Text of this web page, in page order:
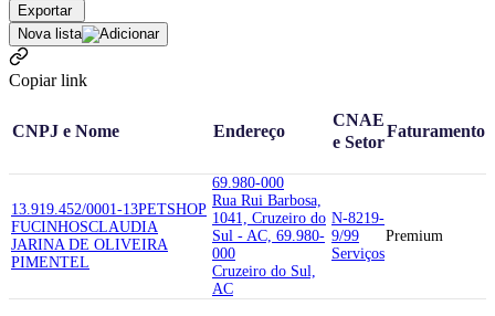
Exportar
Nova lista
Copiar link
CNPJ e Nome Endereço
CNAE
e Setor
Faturamento
13.919.452/0001-13PETSHOP
FUCINHOSCLAUDIA
JARINA DE OLIVEIRA
PIMENTEL
69.980-000
Rua Rui Barbosa,
1041, Cruzeiro do
Sul - AC, 69.980-
000
Cruzeiro do Sul,
AC
N-8219-
9/99
Serviços
Premium